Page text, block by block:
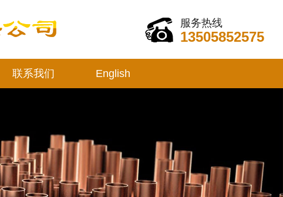
服务热线
13505852575
联系我们 English